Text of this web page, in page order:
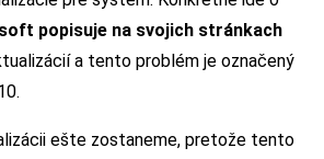
popisuje na svojich stránkach
a tento problém je označený
ešte zostaneme, pretože tento